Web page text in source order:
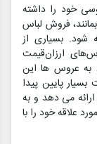
خود را داشته
فروش لباس
شود. بسیاری از
ارزان‌قیمت
به عروس ها این
پایین پیدا
می دهد و به
علاقه خود را با